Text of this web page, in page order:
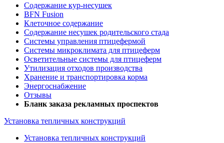
Содержание кур-несушек
BFN Fusion
Клеточное содержание
Содержание несушек родительского стада
Системы управления птицефермой
Системы микроклимата для птицеферм
Осветительные системы для птицеферм
Утилизация отходов производства
Хранение и транспортировка корма
Энергоснабжение
Отзывы
Бланк заказа рекламных проспектов
Установка тепличных конструкций
Установка тепличных конструкций